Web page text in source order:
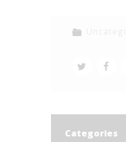
Categories